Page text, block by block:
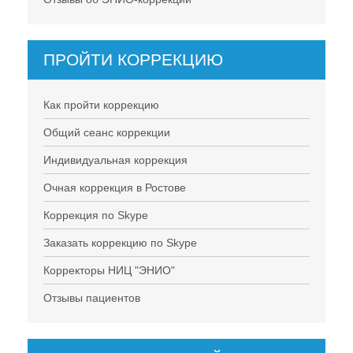
ПРОЙТИ КОРРЕКЦИЮ
Как пройти коррекцию
Общий сеанс коррекции
Индивидуальная коррекция
Очная коррекция в Ростове
Коррекция по Skype
Заказать коррекцию по Skype
Корректоры НИЦ "ЭНИО"
Отзывы пациентов